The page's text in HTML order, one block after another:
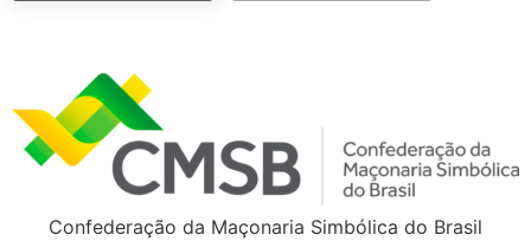
Confederação da Maçonaria Simbólica do Brasil